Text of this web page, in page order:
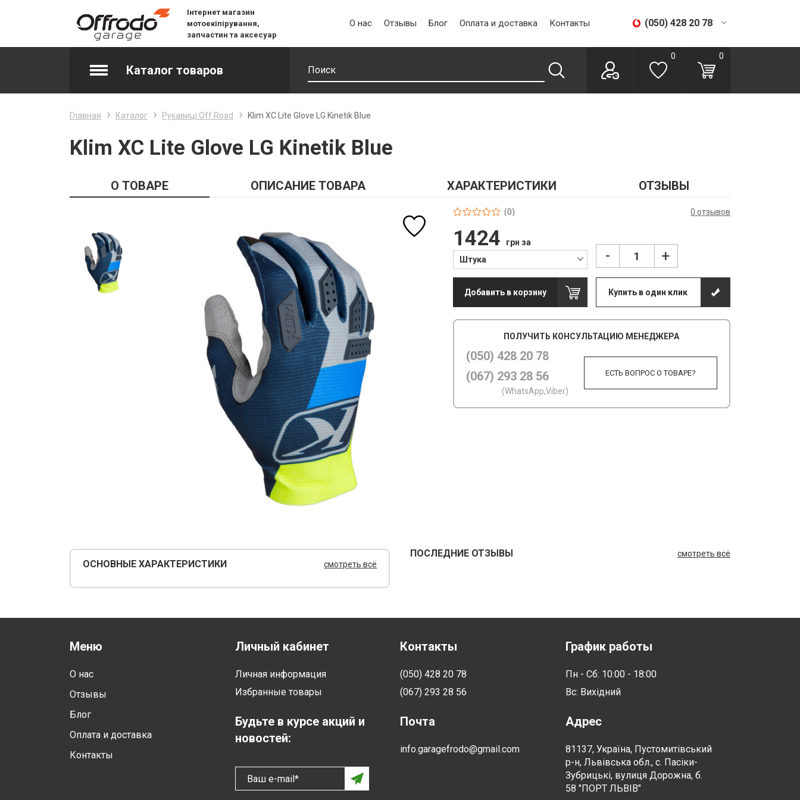
Інтернет магазин
мотоекіпірування,
запчастин та аксесуар
О нас Отзывы Блог Оплата и доставка Контакты (050) 428 20 78
(067) 293 28 56
Каталог товаров
Джерсі
Lifestyle
Вилочне масло
Гідравлічне масло
0 0
Главная Каталог Рукавиці Off Road Klim XC Lite Glove LG Kinetik Blue
Klim XC Lite Glove LG Kinetik Blue
О ТОВАРЕ ОПИСАНИЕ ТОВАРА ХАРАКТЕРИСТИКИ ОТЗЫВЫ
(0) 0 отзывов
1424
грн за
Штука
- +
Добавить в корзину Купить в один клик
ПОЛУЧИТЬ КОНСУЛЬТАЦИЮ МЕНЕДЖЕРА
(050) 428 20 78
(067) 293 28 56
(WhatsApp,Viber)
ЕСТЬ ВОПРОС О ТОВАРЕ?
ОСНОВНЫЕ ХАРАКТЕРИСТИКИ смотреть всё
ПОСЛЕДНИЕ ОТЗЫВЫ смотреть всё
Меню
О нас
Отзывы
Блог
Оплата и доставка
Контакты
Личный кабинет
Личная информация
Избранные товары
Будьте в курсе акций и
новостей:
Ваш e-mail*
Контакты
(050) 428 20 78
(067) 293 28 56
Почта
info.garagefrodo@gmail.com
График работы
Пн - Сб: 10:00 - 18:00
Вс: Вихідний
Адрес
81137, Україна, Пустомитівський
р-н, Львівська обл., с. Пасіки-
Зубрицькі, вулиця Дорожна, б.
58 "ПОРТ ЛЬВІВ"